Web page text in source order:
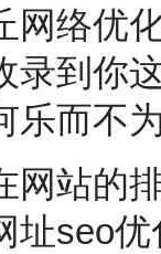
网络优
录到你
乐而不
站的排
址seo